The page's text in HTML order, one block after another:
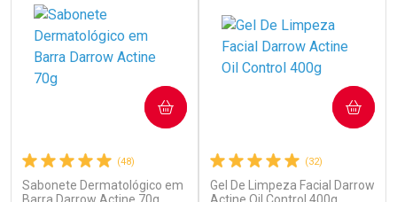
(48)
Sabonete Dermatológico em
COMPRAR
(32)
Gel De Limpeza Facial Darrow
COMPRAR